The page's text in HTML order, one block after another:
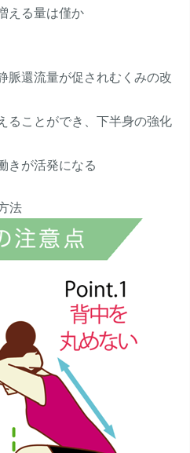
える量は僅か
脈還流量が促されむくみの改
ることができ、下半身の強化
きが活発になる
法